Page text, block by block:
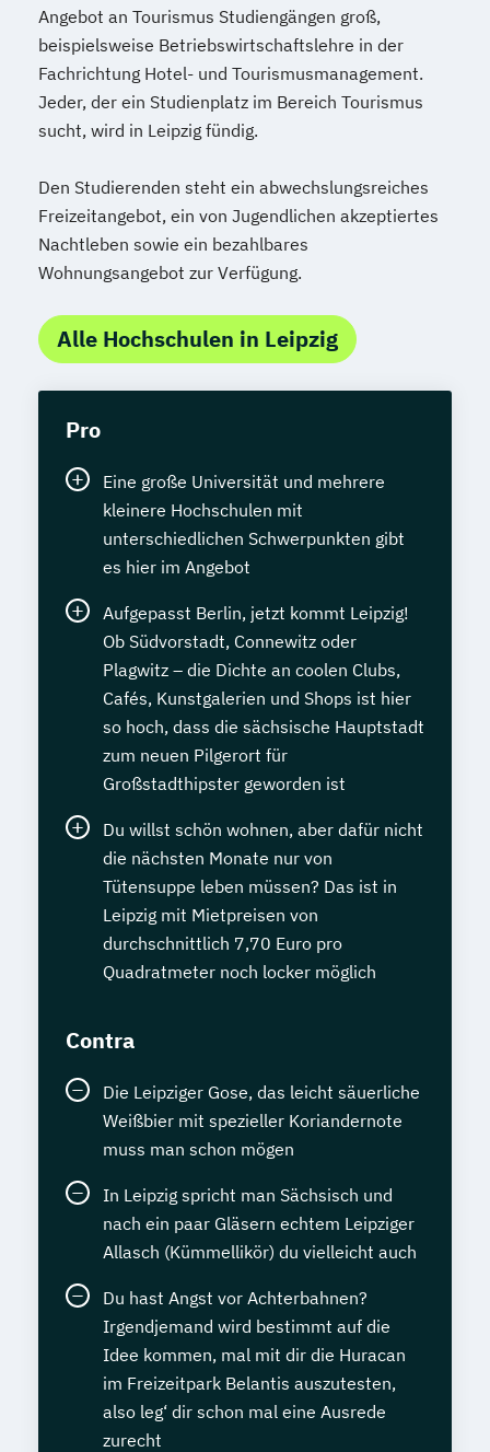
Angebot an Tourismus Studiengängen groß,
beispielsweise Betriebswirtschaftslehre in der
Fachrichtung Hotel- und Tourismusmanagement.
Jeder, der ein Studienplatz im Bereich Tourismus
sucht, wird in Leipzig fündig.
Den Studierenden steht ein abwechslungsreiches
Freizeitangebot, ein von Jugendlichen akzeptiertes
Nachtleben sowie ein bezahlbares
Wohnungsangebot zur Verfügung.
Alle Hochschulen in Leipzig
Pro
Eine große Universität und mehrere
kleinere Hochschulen mit
unterschiedlichen Schwerpunkten gibt
es hier im Angebot
Aufgepasst Berlin, jetzt kommt Leipzig!
Ob Südvorstadt, Connewitz oder
Plagwitz – die Dichte an coolen Clubs,
Cafés, Kunstgalerien und Shops ist hier
so hoch, dass die sächsische Hauptstadt
zum neuen Pilgerort für
Großstadthipster geworden ist
Du willst schön wohnen, aber dafür nicht
die nächsten Monate nur von
Tütensuppe leben müssen? Das ist in
Leipzig mit Mietpreisen von
durchschnittlich 7,70 Euro pro
Quadratmeter noch locker möglich
Contra
Die Leipziger Gose, das leicht säuerliche
Weißbier mit spezieller Koriandernote
muss man schon mögen
In Leipzig spricht man Sächsisch und
nach ein paar Gläsern echtem Leipziger
Allasch (Kümmellikör) du vielleicht auch
Du hast Angst vor Achterbahnen?
Irgendjemand wird bestimmt auf die
Idee kommen, mal mit dir die Huracan
im Freizeitpark Belantis auszutesten,
also leg‘ dir schon mal eine Ausrede
zurecht